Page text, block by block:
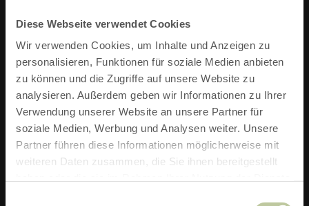
Diese Webseite verwendet Cookies
Wir verwenden Cookies, um Inhalte und Anzeigen zu
personalisieren, Funktionen für soziale Medien anbieten
zu können und die Zugriffe auf unsere Website zu
analysieren. Außerdem geben wir Informationen zu Ihrer
Verwendung unserer Website an unsere Partner für
soziale Medien, Werbung und Analysen weiter. Unsere
Partner führen diese Informationen möglicherweise mit
weiteren Daten zusammen, die Sie ihnen bereitgestellt
ZUR WEBSITE
E-MAIL VERFASSEN